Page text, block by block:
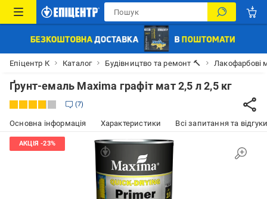
Епіцентр К Каталог Будівництво та ремонт 🔨 Лакофарбові
Ґрунт-емаль Maxima графіт мат 2,5 л 2,5 кг
7
Основна інформація Характеристики Всі запитання та